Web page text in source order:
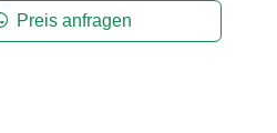
Preis anfragen